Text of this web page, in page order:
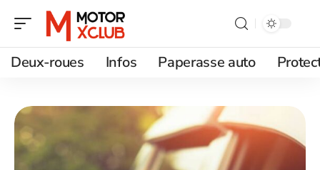
Deux-roues Infos Paperasse auto